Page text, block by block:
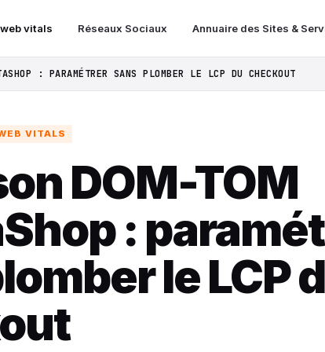
vitals Réseaux Sociaux Annuaire des Sites &
: PARAMÉTRER SANS PLOMBER LE LCP DU CHECKOUT
VITALS
DOM-TOM
:
le LCP